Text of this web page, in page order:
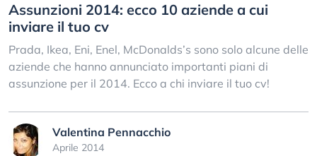
Assunzioni 2014: ecco 10 aziende a cui
inviare il tuo cv
Prada, Ikea, Eni, Enel, McDonalds’s sono solo alcune delle
aziende che hanno annunciato importanti piani di
assunzione per il 2014. Ecco a chi inviare il tuo cv!
Valentina Pennacchio
Aprile 2014